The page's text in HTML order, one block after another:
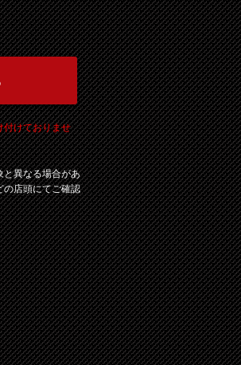
付けておりませ
と異なる場合があ
の店頭にてご確認